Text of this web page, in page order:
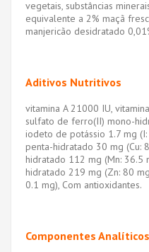
vegetais, substâncias
equivalente a 2% maçã
manjericão desidratado
Aditivos Nutritivos
vitamina A 21000 IU,
sulfato de ferro(II) mono-
iodeto de potássio 1.7 mg
penta-hidratado 30 mg (Cu:
hidratado 112 mg (Mn: 36.5
hidratado 219 mg (Zn: 80
0.1 mg), Com antioxidantes.
Componentes Analíticos